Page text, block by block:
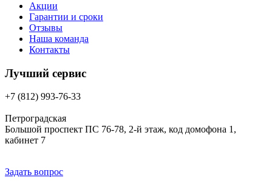
Акции
Гарантии и сроки
Отзывы
Наша команда
Контакты
Лучший сервис
+7 (812) 993-76-33
Петроградская
Большой проспект ПС 76-78, 2-й этаж, код домофона 1,
кабинет 7
Задать вопрос